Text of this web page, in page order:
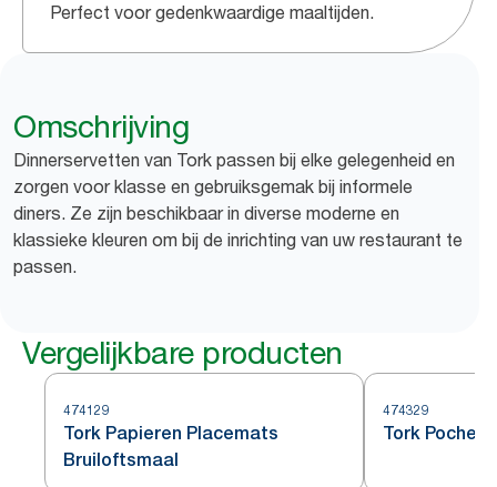
Perfect voor gedenkwaardige maaltijden.
Omschrijving
Dinnerservetten van Tork passen bij elke gelegenheid en
zorgen voor klasse en gebruiksgemak bij informele
diners. Ze zijn beschikbaar in diverse moderne en
klassieke kleuren om bij de inrichting van uw restaurant te
passen.
Vergelijkbare producten
474129
Tork Papieren Placemats
Bruiloftsmaal
474329
Tork